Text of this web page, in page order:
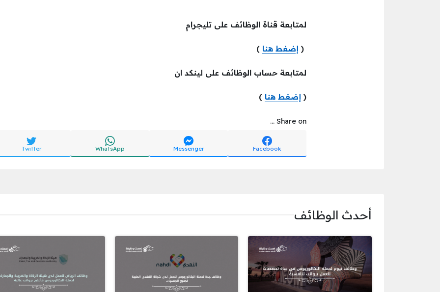
لمتابعة قناة الوظائف على تليجرام
( إضغط هنا )
لمتابعة حساب الوظائف على لينكد ان
( إضغط هنا )
Share on ...
Facebook
Messenger
WhatsApp
Twitter
أحدث الوظائف